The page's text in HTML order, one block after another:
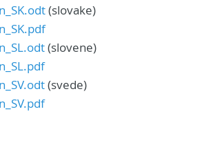
(slovake)
(slovene)
(svede)